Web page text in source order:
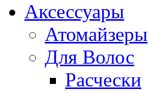
Aксессуары
Атомайзеры
Для Волос
Расчески